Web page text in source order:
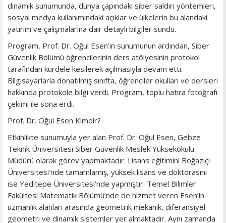
dinamik sunumunda, dünya çapındaki siber saldırı yöntemleri,
sosyal medya kullanımındaki açıklar ve ülkelerin bu alandaki
yatırım ve çalışmalarına dair detaylı bilgiler sundu.
​Program, Prof. Dr. Oğul Esen’in sunumunun ardından, Siber
Güvenlik Bölümü öğrencilerinin ders atölyesinin protokol
tarafından kurdele kesilerek açılmasıyla devam etti.
Bilgisayarlarla donatılmış sınıfta, öğrenciler okulları ve dersleri
hakkında protokole bilgi verdi. Program, toplu hatıra fotoğrafı
çekimi ile sona erdi.
​Prof. Dr. Oğul Esen Kimdir?
​Etkinlikte sunumuyla yer alan Prof. Dr. Oğul Esen, Gebze
Teknik Üniversitesi Siber Güvenlik Meslek Yüksekokulu
Müdürü olarak görev yapmaktadır. Lisans eğitimini Boğaziçi
Üniversitesi’nde tamamlamış, yüksek lisans ve doktorasını
ise Yeditepe Üniversitesi’nde yapmıştır. Temel Bilimler
Fakültesi Matematik Bölümü’nde de hizmet veren Esen’in
uzmanlık alanları arasında geometrik mekanik, diferansiyel
geometri ve dinamik sistemler yer almaktadır. Aynı zamanda